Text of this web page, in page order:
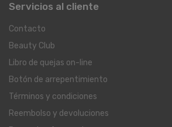
Servicios al cliente
Contacto
Beauty Club
Libro de quejas on-line
Botón de arrepentimiento
Términos y condiciones
Reembolso y devoluciones